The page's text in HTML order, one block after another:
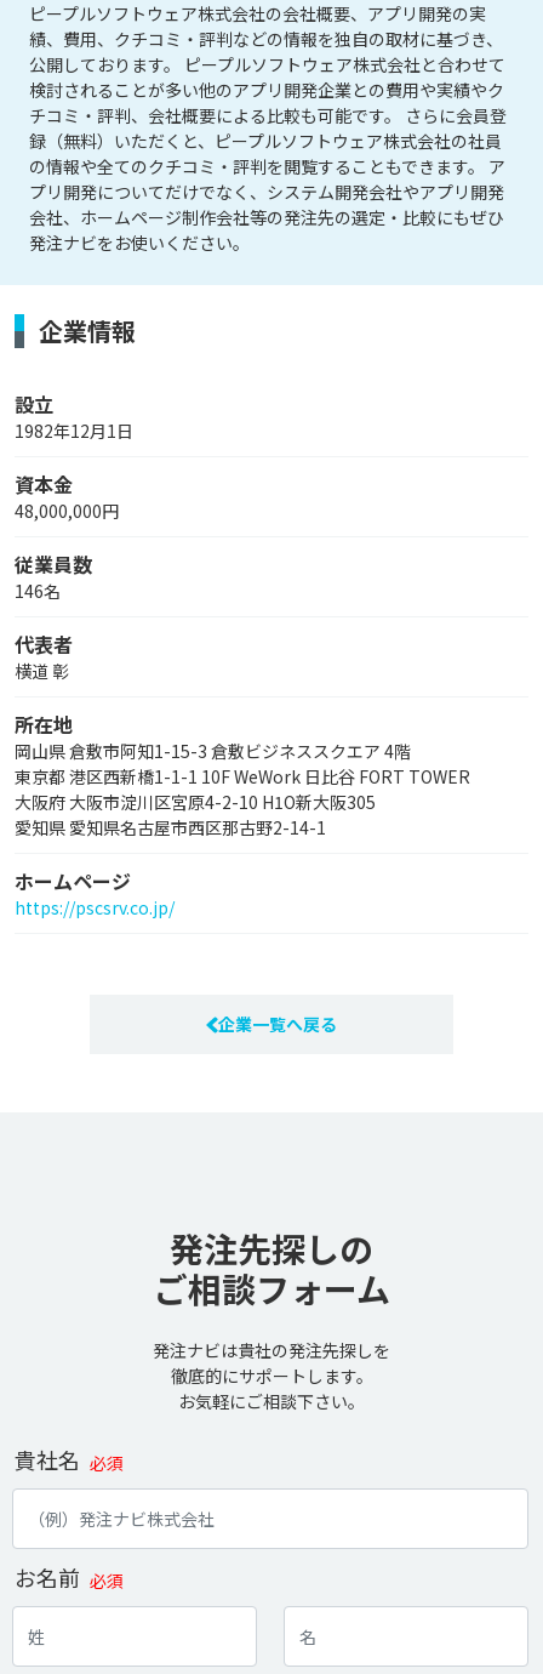
ピープルソフトウェア株式会社の会社概要、アプリ開発の実
績、費用、クチコミ・評判などの情報を独自の取材に基づき、
公開しております。 ピープルソフトウェア株式会社と合わせて
検討されることが多い他のアプリ開発企業との費用や実績やク
チコミ・評判、会社概要による比較も可能です。 さらに会員登
録（無料）いただくと、ピープルソフトウェア株式会社の社員
の情報や全てのクチコミ・評判を閲覧することもできます。 ア
プリ開発についてだけでなく、システム開発会社やアプリ開発
会社、ホームページ制作会社等の発注先の選定・比較にもぜひ
発注ナビをお使いください。
企業情報
設立
1982年12月1日
資本金
48,000,000円
従業員数
146名
代表者
横道 彰
所在地
岡山県 倉敷市阿知1-15-3 倉敷ビジネススクエア 4階
東京都 港区西新橋1-1-1 10F WeWork 日比谷 FORT TOWER
大阪府 大阪市淀川区宮原4-2-10 H1O新大阪305
愛知県 愛知県名古屋市西区那古野2-14-1
ホームページ
https://pscsrv.co.jp/
企業一覧へ戻る
発注先探しの
ご相談フォーム
発注ナビは貴社の発注先探しを
徹底的にサポートします。
お気軽にご相談下さい。
貴社名 必須
お名前 必須